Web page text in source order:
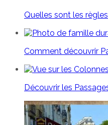
Quelles sont les
Comment découvrir
Découvrir les